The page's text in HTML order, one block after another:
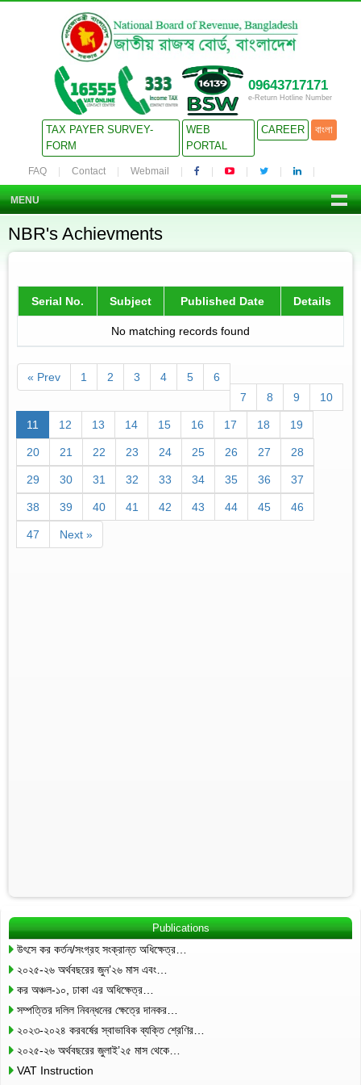
09643717171
e-Return Hotline Number
TAX PAYER SURVEY-
FORM
WEB
PORTAL
CAREER বাংলা
FAQ Contact Webmail
MENU
NBR's Achievments
Serial No. Subject Published Date Details
No matching records found
« Prev 1 2 3 4 5
6
7
8 9 10
11 12 13 14 15 16 17 18 19
20 21 22 23 24 25 26 27 28
29 30 31 32 33 34 35 36 37
38 39 40 41 42 43 44 45 46
47 Next »
Publications
উৎসে কর কর্তন/সংগ্রহ সংক্রান্ত অধিক্ষেত্র…
২০২৫-২৬ অর্থবছরের জুন’২৬ মাস এবং…
কর অঞ্চল-১০, ঢাকা এর অধিক্ষেত্র…
সম্পত্তির দলিল নিবন্ধনের ক্ষেত্রে দানকর…
২০২৩-২০২৪ করবর্ষের স্বাভাবিক ব্যক্তি শ্রেণির…
২০২৫-২৬ অর্থবছরের জুলাই’২৫ মাস থেকে…
VAT Instruction